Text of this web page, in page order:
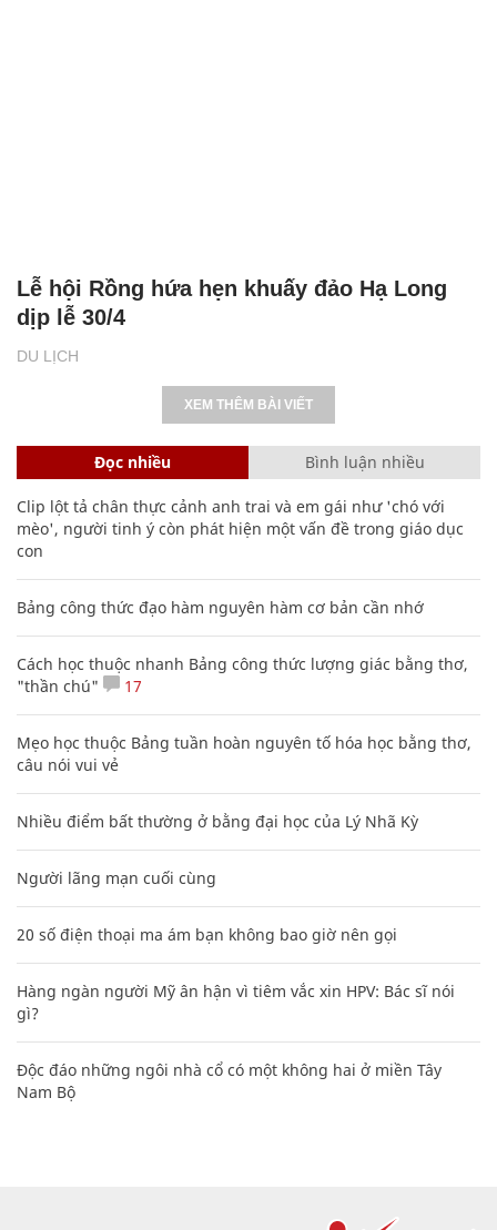
DU LỊCH
Lễ hội Rồng hứa hẹn khuấy đảo Hạ Long
dịp lễ 30/4
XEM THÊM BÀI VIẾT
Đọc nhiều Bình luận nhiều
Clip lột tả chân thực cảnh anh trai và em gái như 'chó với
mèo', người tinh ý còn phát hiện một vấn đề trong giáo dục
con
Bảng công thức đạo hàm nguyên hàm cơ bản cần nhớ
Cách học thuộc nhanh Bảng công thức lượng giác bằng thơ,
"thần chú"
17
Mẹo học thuộc Bảng tuần hoàn nguyên tố hóa học bằng thơ,
câu nói vui vẻ
Nhiều điểm bất thường ở bằng đại học của Lý Nhã Kỳ
Người lãng mạn cuối cùng
20 số điện thoại ma ám bạn không bao giờ nên gọi
Hàng ngàn người Mỹ ân hận vì tiêm vắc xin HPV: Bác sĩ nói
gì?
Độc đáo những ngôi nhà cổ có một không hai ở miền Tây
Nam Bộ